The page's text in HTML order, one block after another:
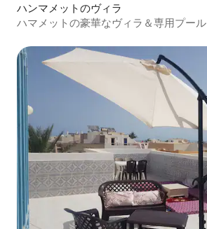
ハンマメットのヴィラ
ハマメットの豪華なヴィラ＆専用プール